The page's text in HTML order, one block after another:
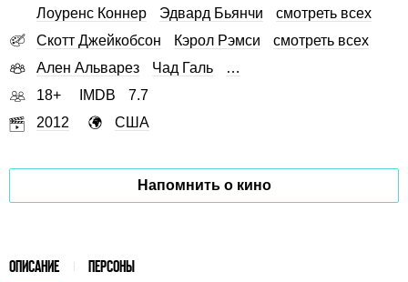
Лоуренс Коннер
Эдвард Бьянчи
смотреть всех
Скотт Джейкобсон
Кэрол Рэмси
смотреть всех
Ален Альварез
Чад Галь
…
18+
IMDB
7.7
2012
США
Напомнить о кино
ОПИСАНИЕ ПЕРСОНЫ